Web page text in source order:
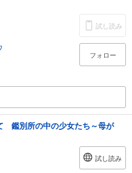
試し読み
フォロー
鑑別所の中の少女たち～母が
試し読み